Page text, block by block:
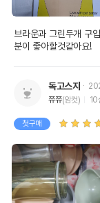
상품 필수 정보
품명 및 모델명
브라운과 그린두개 구
분이 좋아할것같아요!
독고스지
쮸쮸(암컷) 10
첫구매